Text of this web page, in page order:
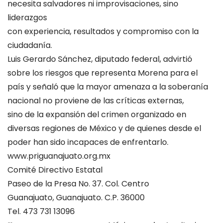
necesita salvadores ni improvisaciones, sino
liderazgos
con experiencia, resultados y compromiso con la
ciudadanía.
Luis Gerardo Sánchez, diputado federal, advirtió
sobre los riesgos que representa Morena para el
país y señaló que la mayor amenaza a la soberanía
nacional no proviene de las críticas externas,
sino de la expansión del crimen organizado en
diversas regiones de México y de quienes desde el
poder han sido incapaces de enfrentarlo.
www.priguanajuato.org.mx
Comité Directivo Estatal
Paseo de la Presa No. 37. Col. Centro
Guanajuato, Guanajuato. C.P. 36000
Tel. 473 731 13096